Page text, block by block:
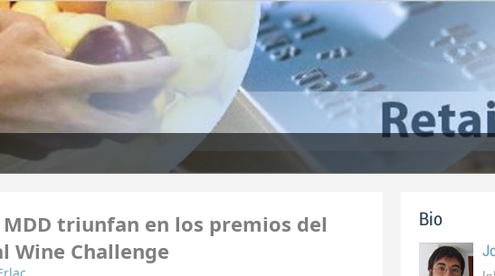
MDD triunfan en los premios del
Challenge
Bio